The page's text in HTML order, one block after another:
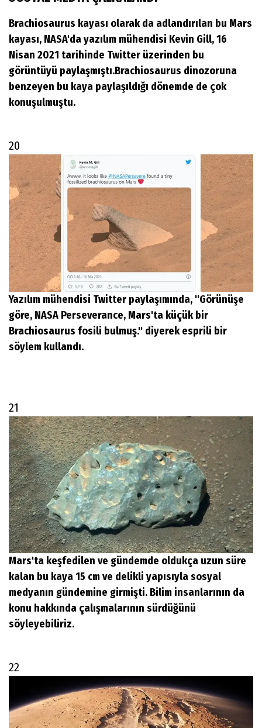
Brachiosaurus kayası olarak da adlandırılan bu Mars
kayası, NASA'da yazılım mühendisi Kevin Gill, 16
Nisan 2021 tarihinde Twitter üzerinden bu
görüntüyü paylaşmıştı.Brachiosaurus dinozoruna
benzeyen bu kaya paylaşıldığı dönemde de çok
konuşulmuştu.
20
Yazılım mühendisi Twitter paylaşımında, ''Görünüşe
göre, NASA Perseverance, Mars'ta küçük bir
Brachiosaurus fosili bulmuş.'' diyerek esprili bir
söylem kullandı.
21
Mars'ta keşfedilen ve gündemde oldukça uzun süre
kalan bu kaya 15 cm ve delikli yapısıyla sosyal
medyanın gündemine girmişti. Bilim insanlarının da
konu hakkında çalışmalarının sürdüğünü
söyleyebiliriz.
22